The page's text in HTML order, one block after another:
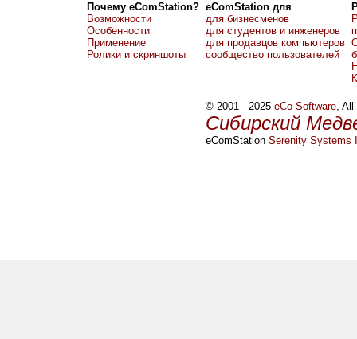
Почему eComStation?
Возможности
Особенности
Применение
Ролики и скриншоты
eComStation для
для бизнесменов
для студентов и инженеров
для продавцов компьютеров
сообщество пользователей
© 2001 - 2025eCo Software, All
Сибирский
eComStationSerenity Systems